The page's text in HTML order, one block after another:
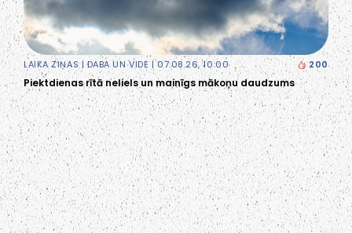
LAIKA ZIŅAS |DABA UN VIDE | 07.08.26, 10:00 200
Piektdienas rītā neliels un mainīgs mākoņu daudzums